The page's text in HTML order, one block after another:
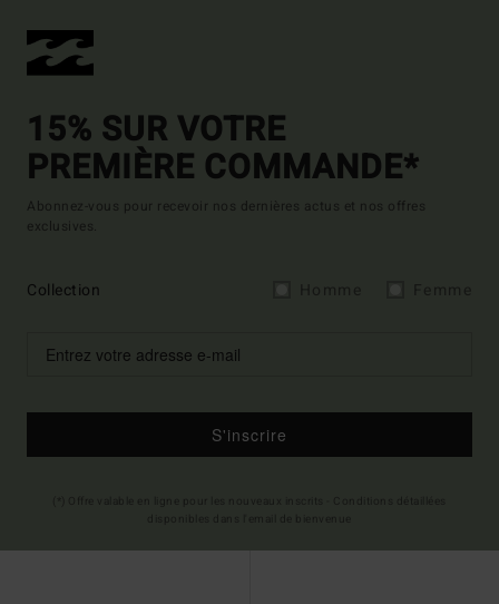
15% SUR VOTRE
PREMIÈRE COMMANDE*
Abonnez-vous pour recevoir nos dernières actus et nos offres
exclusives.
Collection
S'inscrire